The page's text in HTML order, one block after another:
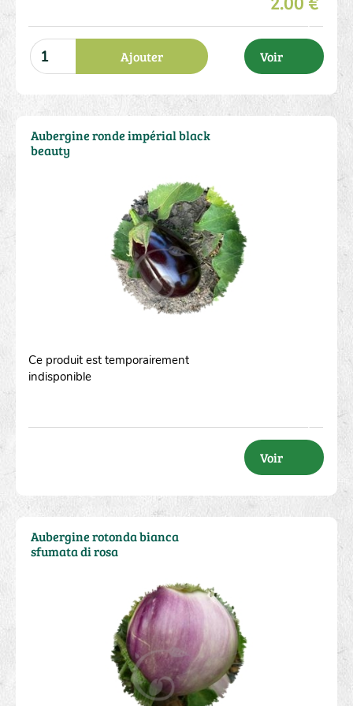
Ajouter Voir
Ce produit est temporairement
indisponible
Voir
Aubergine ronde impérial black
beauty
Aubergine rotonda bianca
sfumata di rosa